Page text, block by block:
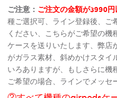
ご注意： ご注文の金額が3990
種ご選択可、ライン登録後、ご
ください、こちらがご希望の
ケースを送りいたします、弊店
がガラス素材、斜めかけスタイ
いろありますが、もしさらに機
ご希望の場合、ラインでメッセ